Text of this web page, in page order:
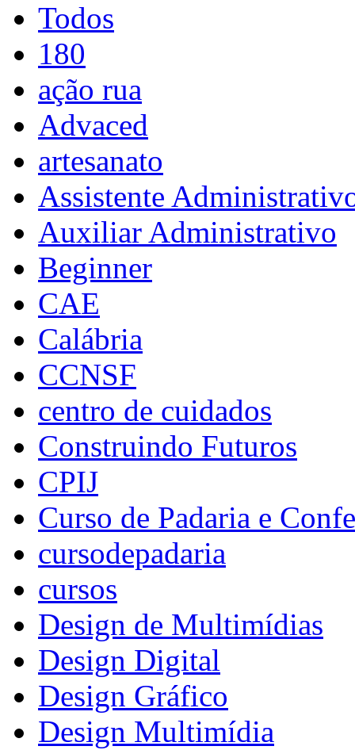
Todos
180
ação rua
Advaced
artesanato
Assistente
Auxiliar Administrativo
Beginner
CAE
Calábria
CCNSF
centro de cuidados
Construindo Futuros
CPIJ
Curso de Padaria e
cursodepadaria
cursos
Design de Multimídias
Design Digital
Design Gráfico
Design Multimídia